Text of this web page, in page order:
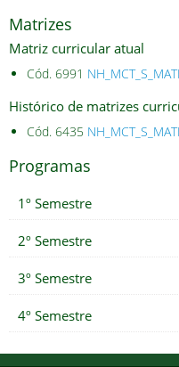
Matrizes
Matriz curricular atual
Cód. 6991
Histórico de matrizes
Cód. 6435
Programas
1º Semestre
2º Semestre
3º Semestre
4º Semestre